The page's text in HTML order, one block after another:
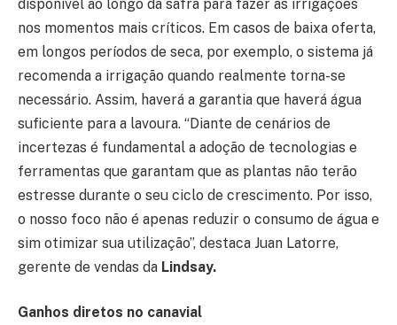
disponível ao longo da safra para fazer as irrigações
nos momentos mais críticos. Em casos de baixa oferta,
em longos períodos de seca, por exemplo, o sistema já
recomenda a irrigação quando realmente torna-se
necessário. Assim, haverá a garantia que haverá água
suficiente para a lavoura. “Diante de cenários de
incertezas é fundamental a adoção de tecnologias e
ferramentas que garantam que as plantas não terão
estresse durante o seu ciclo de crescimento. Por isso,
o nosso foco não é apenas reduzir o consumo de água e
sim otimizar sua utilização”, destaca Juan Latorre,
gerente de vendas da Lindsay.
Ganhos diretos no canavial